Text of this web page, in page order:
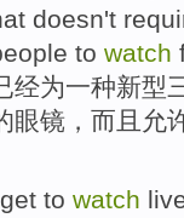
doesn't
to watch
经为一种新型
眼镜 ， 而且 允
get to watch